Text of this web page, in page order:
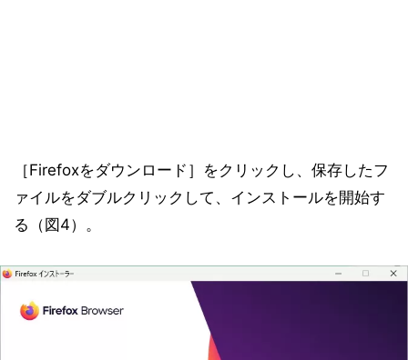
［Firefoxをダウンロード］をクリックし、保存したフ
ァイルをダブルクリックして、インストールを開始す
る（図4）。